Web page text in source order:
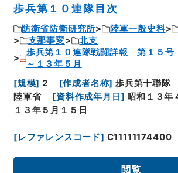
歩兵第１０連隊目次
防衛省防衛研究所 陸軍一般史料
支那事変
北支
歩兵第１０連隊戦闘詳報 第１５号
～１３年５月
[規模] 2 [作成者名称] 歩兵第十聯隊
陸軍省
[資料作成年月日 ] 昭和１３年
１３年５月１５日
[レファレンスコード] C11111174400
閲覧